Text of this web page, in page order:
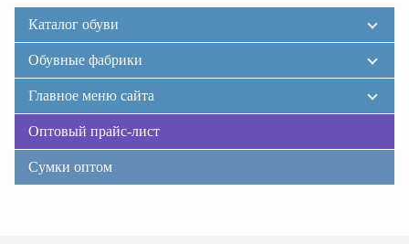
Каталог обуви
Обувные фабрики
Главное меню сайта
Оптовый прайс-лист
Сумки оптом